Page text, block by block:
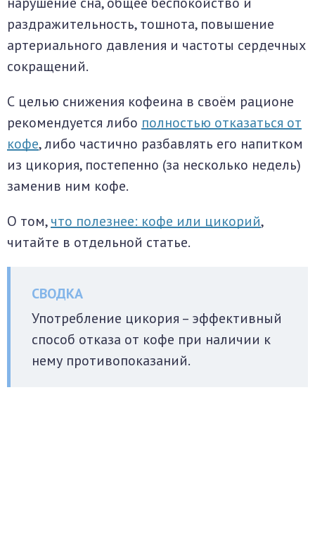
раздражительность, тошнота, повышение
артериального давления и частоты сердечных
сокращений.
С целью снижения кофеина в своём рационе
рекомендуется либо полностью отказаться от
кофе, либо частично разбавлять его напитком
из цикория, постепенно (за несколько недель)
заменив ним кофе.
О том,что полезнее: кофе или цикорий,
читайте в отдельной статье.
Употребление цикория – эффективный
способ отказа от кофе при наличии к
нему противопоказаний.